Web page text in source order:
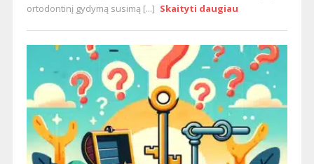
ortodontinį gydymą susimą [...] Skaityti daugiau